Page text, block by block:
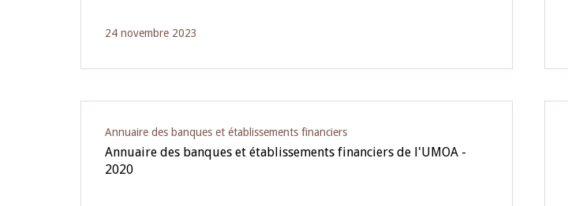
24 novembre 2023
Annuaire des banques et établissements financiers
Annuaire des banques et établissements financiers de l'UMOA -
2020